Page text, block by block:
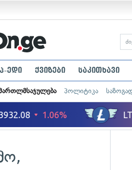
ედი ქვიზები საკითხავი
პოლიტიკა